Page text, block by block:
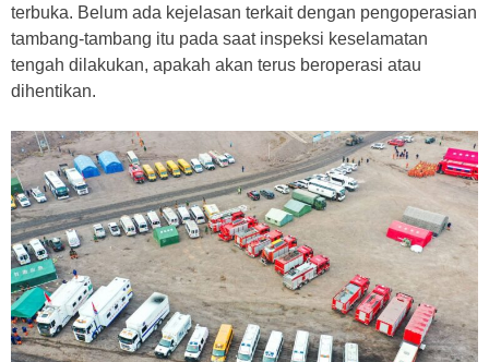
terbuka. Belum ada kejelasan terkait dengan pengoperasian
tambang-tambang itu pada saat inspeksi keselamatan
tengah dilakukan, apakah akan terus beroperasi atau
dihentikan.